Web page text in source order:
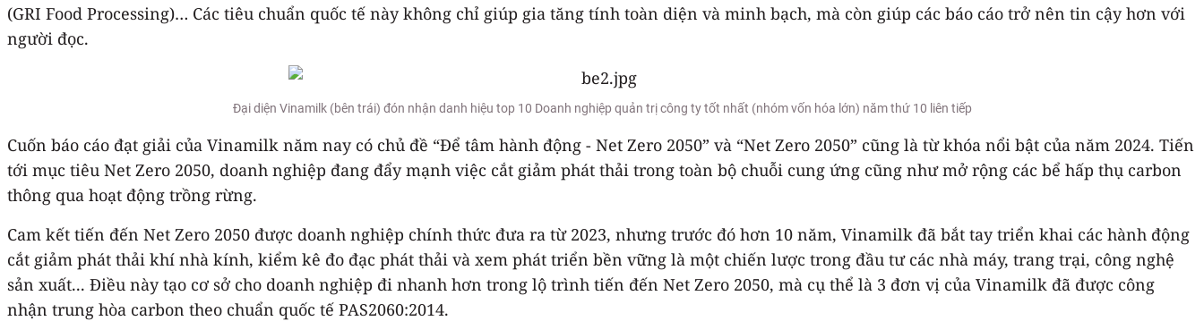
(GRI Food Processing)… Các tiêu chuẩn quốc tế này không chỉ giúp gia tăng tính toàn diện và minh bạch, mà còn giúp các báo cáo trở nên tin cậy hơn với
người đọc.
Đại diện Vinamilk (bên trái) đón nhận danh hiệu top 10 Doanh nghiệp quản trị công ty tốt nhất (nhóm vốn hóa lớn) năm thứ 10 liên tiếp
Cuốn báo cáo đạt giải của Vinamilk năm nay có chủ đề “Để tâm hành động - Net Zero 2050” và “Net Zero 2050” cũng là từ khóa nổi bật của năm 2024. Tiến
tới mục tiêu Net Zero 2050, doanh nghiệp đang đẩy mạnh việc cắt giảm phát thải trong toàn bộ chuỗi cung ứng cũng như mở rộng các bể hấp thụ carbon
thông qua hoạt động trồng rừng.
Cam kết tiến đến Net Zero 2050 được doanh nghiệp chính thức đưa ra từ 2023, nhưng trước đó hơn 10 năm, Vinamilk đã bắt tay triển khai các hành động
cắt giảm phát thải khí nhà kính, kiểm kê đo đạc phát thải và xem phát triển bền vững là một chiến lược trong đầu tư các nhà máy, trang trại, công nghệ
sản xuất... Điều này tạo cơ sở cho doanh nghiệp đi nhanh hơn trong lộ trình tiến đến Net Zero 2050, mà cụ thể là 3 đơn vị của Vinamilk đã được công
nhận trung hòa carbon theo chuẩn quốc tế PAS2060:2014.